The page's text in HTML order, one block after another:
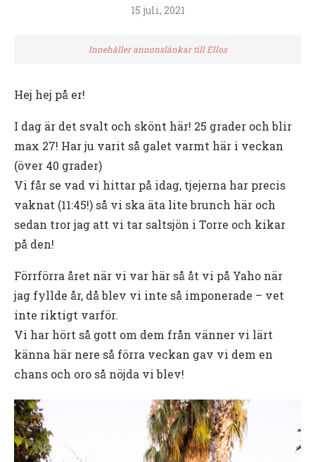
15 juli, 2021
Innehåller annonslänkar till Ellos
Hej hej på er!
I dag är det svalt och skönt här! 25 grader och blir
max 27! Har ju varit så galet varmt här i veckan
(över 40 grader)
Vi får se vad vi hittar på idag, tjejerna har precis
vaknat (11:45!) så vi ska äta lite brunch här och
sedan tror jag att vi tar saltsjön i Torre och kikar
på den!
Förrförra året när vi var här så åt vi på Yaho när
jag fyllde år, då blev vi inte så imponerade – vet
inte riktigt varför.
Vi har hört så gott om dem från vänner vi lärt
känna här nere så förra veckan gav vi dem en
chans och oro så nöjda vi blev!